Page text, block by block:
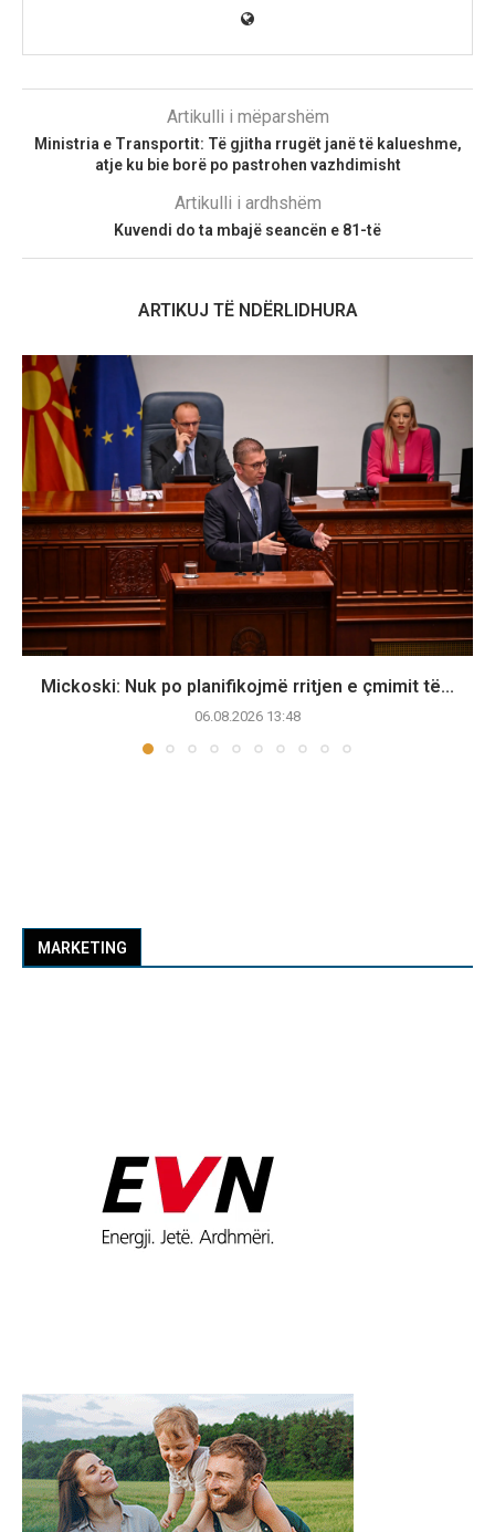
Artikulli i mëparshëm
Ministria e Transportit: Të gjitha rrugët janë të kalueshme,
atje ku bie borë po pastrohen vazhdimisht
Artikulli i ardhshëm
Kuvendi do ta mbajë seancën e 81-të
ARTIKUJ TË NDËRLIDHURA
Mickoski: Nuk po planifikojmë rritjen e çmimit të...
06.08.2026 13:48
MARKETING